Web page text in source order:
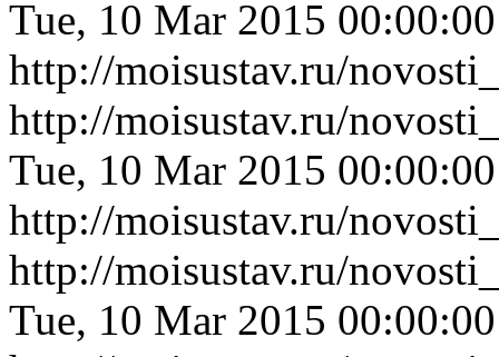
Tue, 10 Mar 2015
http://moisustav.ru/
http://moisustav.ru/
Tue, 10 Mar 2015
http://moisustav.ru/
http://moisustav.ru/
Tue, 10 Mar 2015